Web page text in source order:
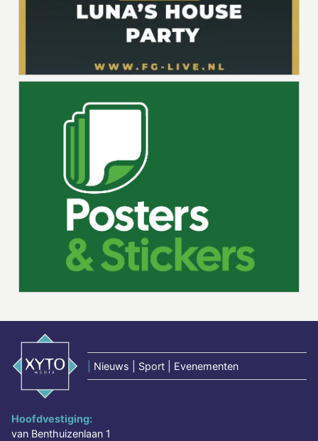
Nieuws | Sport | Evenementen
Hoofdvestiging:
van Benthuizenlaan 1